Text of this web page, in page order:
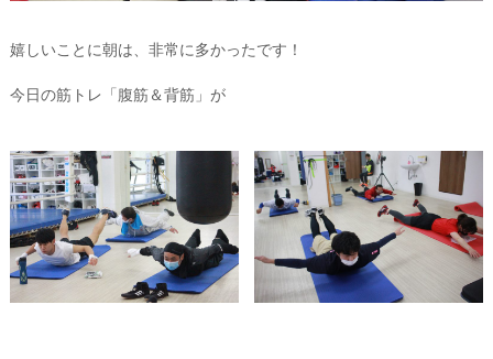
嬉しいことに朝は、非常に多かったです！
今日の筋トレ「腹筋＆背筋」が